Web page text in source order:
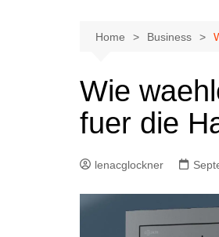
Home Business
Wie
fuer die
lenacglockner